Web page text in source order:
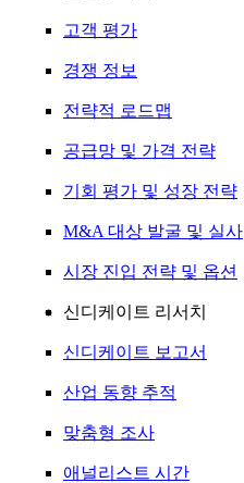
고객 평가
경쟁 정보
전략적 로드맵
공급망 및 가격 전략
기회 평가 및 성장 전략
M&A 대상 발굴 및 실사
시장 진입 전략 및 옵션
신디케이트 리서치
신디케이트 보고서
산업 동향 추적
맞춤형 조사
애널리스트 시간